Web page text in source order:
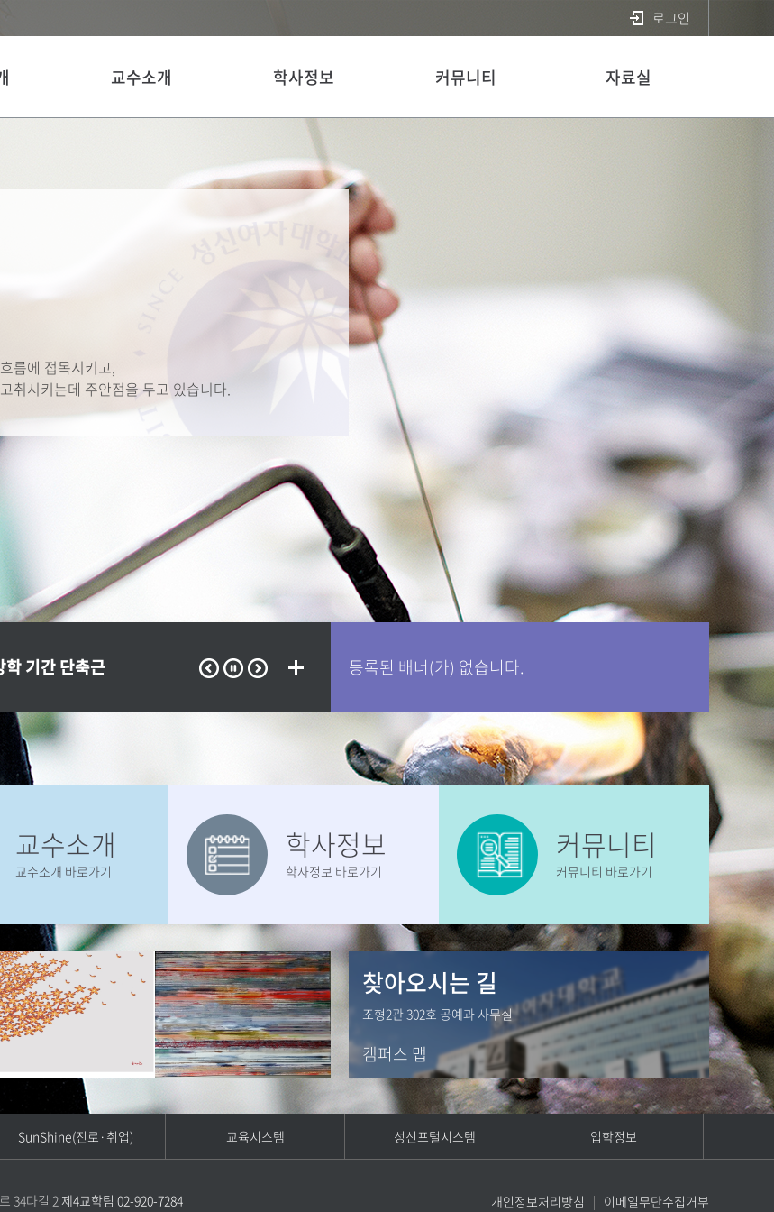
로그인
교수소개 학사정보 커뮤니티 자료실
름에 접목시키고,
취시키는데 주안점을 두고 있습니다.
(부) 상해보험 등록된 배너(가) 없습니다.
교수소개
교수소개 바로가기
학사정보
학사정보 바로가기
커뮤니티
커뮤니티 바로가기
찾아오시는 길
조형2관 302호 공예과 사무실
캠퍼스 맵
SunShine(진로·취업) 교육시스템 성신포털시스템 입학정보
개인정보처리방침 이메일무단수집거부
34다길 2 제4교학팀 02-920-7284